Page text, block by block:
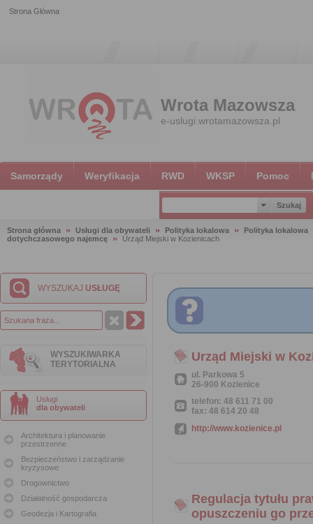
Strona Główna
Wrota Mazowsza
e-uslugi.wrotamazowsza.pl
Samorządy Weryfikacja RWD WKSP Pomoc
Strona główna Usługi dla obywateli Polityka lokalowa
Polityka lokalowa
dotychczasowego najemcę
Urząd Miejski w Kozienicach
WYSZUKAJ USŁUGĘ
WYSZUKIWARKA
TERYTORIALNA
Usługi
dla obywateli
Architektura i planowanie
przestrzenne
Bezpieczeństwo i zarządzanie
kryzysowe
Drogownictwo
Działalność gospodarcza
Geodezja i Kartografia
Urząd Miejski w
ul. Parkowa 5
26-900 Kozienice
telefon: 48 611 71 00
fax: 48 614 20 48
http://www.kozienice.pl
Regulacja tytułu
opuszczeniu go